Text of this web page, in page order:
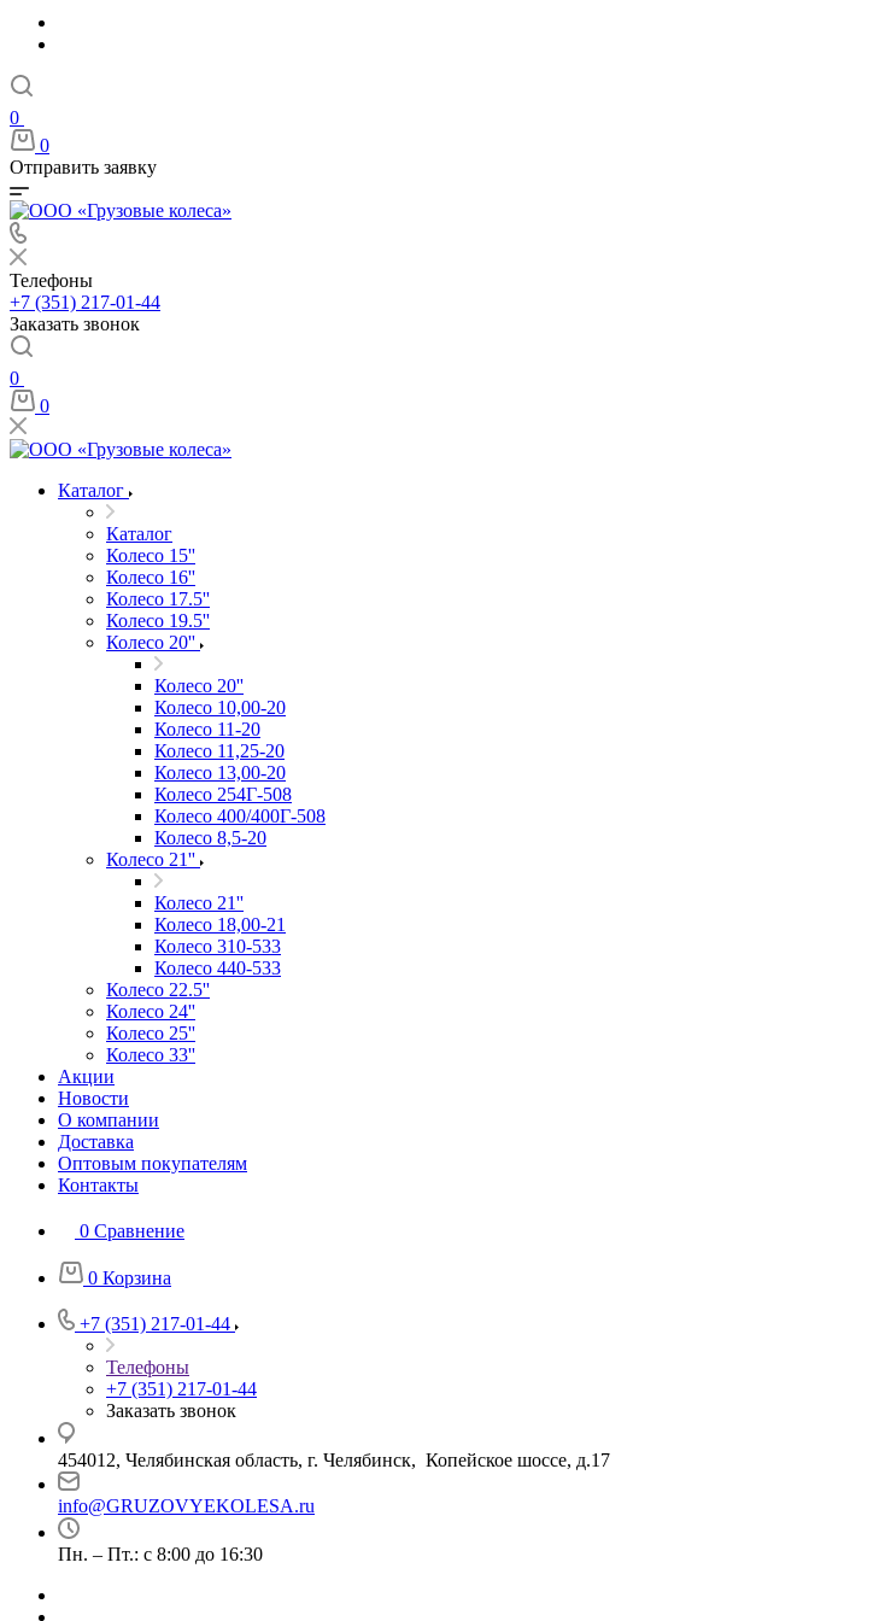
0
0
Отправить заявку
Телефоны
+7 (351) 217-01-44
Заказать звонок
0
0
Каталог
Каталог
Колесо 15''
Колесо 16''
Колесо 17.5''
Колесо 19.5''
Колесо 20''
Колесо 20''
Колесо 10,00-20
Колесо 11-20
Колесо 11,25-20
Колесо 13,00-20
Колесо 254Г-508
Колесо 400/400Г-508
Колесо 8,5-20
Колесо 21''
Колесо 21''
Колесо 18,00-21
Колесо 310-533
Колесо 440-533
Колесо 22.5''
Колесо 24''
Колесо 25''
Колесо 33''
Акции
Новости
О компании
Доставка
Оптовым покупателям
Контакты
0 Сравнение
0 Корзина
+7 (351) 217-01-44
Телефоны
+7 (351) 217-01-44
Заказать звонок
454012, Челябинская область, г. Челябинск, Копейское шоссе, д.17
info@GRUZOVYEKOLESA.ru
Пн. – Пт.: с 8:00 до 16:30